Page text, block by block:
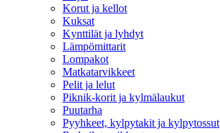
Korut ja kellot
Kuksat
Kynttilät ja lyhdyt
Lämpömittarit
Lompakot
Matkatarvikkeet
Pelit ja lelut
Piknik-korit ja kylmälaukut
Puutarha
Pyyhkeet, kylpytakit ja kylpytossut